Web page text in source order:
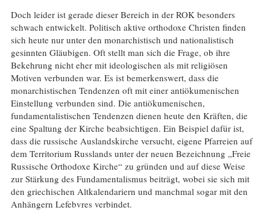
Doch leider ist gerade dieser Bereich in der ROK besonders
schwach entwickelt. Politisch aktive orthodoxe Christen finden
sich heute nur unter den monarchistisch und nationalistisch
gesinnten Gläubigen. Oft stellt man sich die Frage, ob ihre
Bekehrung nicht eher mit ideologischen als mit religiösen
Motiven verbunden war. Es ist bemerkenswert, dass die
monarchistischen Tendenzen oft mit einer antiökumenischen
Einstellung verbunden sind. Die antiökumenischen,
fundamentalistischen Tendenzen dienen heute den Kräften, die
eine Spaltung der Kirche beabsichtigen. Ein Beispiel dafür ist,
dass die russische Auslandskirche versucht, eigene Pfarreien auf
dem Territorium Russlands unter der neuen Bezeichnung „Freie
Russische Orthodoxe Kirche“ zu gründen und auf diese Weise
zur Stärkung des Fundamentalismus beiträgt, wobei sie sich mit
den griechischen Altkalendariern und manchmal sogar mit den
Anhängern Lefebvres verbindet.